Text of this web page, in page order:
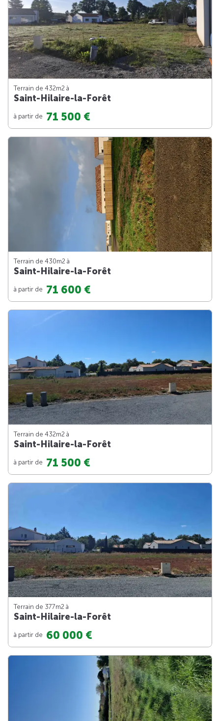
Terrain de 432m2 à
Saint-Hilaire-la-Forêt
à partir de 71 500 €
Terrain de 430m2 à
Saint-Hilaire-la-Forêt
à partir de 71 600 €
Terrain de 432m2 à
Saint-Hilaire-la-Forêt
à partir de 71 500 €
Terrain de 377m2 à
Saint-Hilaire-la-Forêt
à partir de 60 000 €